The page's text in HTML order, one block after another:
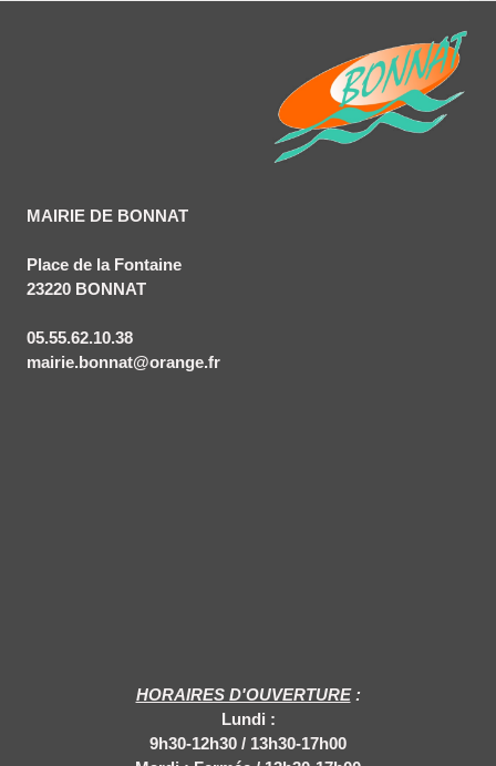
MAIRIE DE BONNAT
Place de la Fontaine
23220 BONNAT
05.55.62.10.38
mairie.bonnat@orange.fr
HORAIRES D'OUVERTURE:
Lundi :
9h30-12h30 / 13h30-17h00